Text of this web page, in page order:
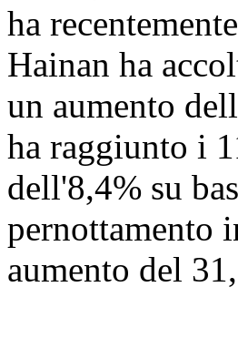
ha
Hainan ha
un aumento
ha raggiunto i
dell'8,4% su
pernottamento
aumento del